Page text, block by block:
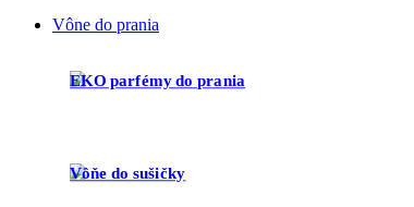
Vône do prania
EKO parfémy do prania
Vôňe do sušičky